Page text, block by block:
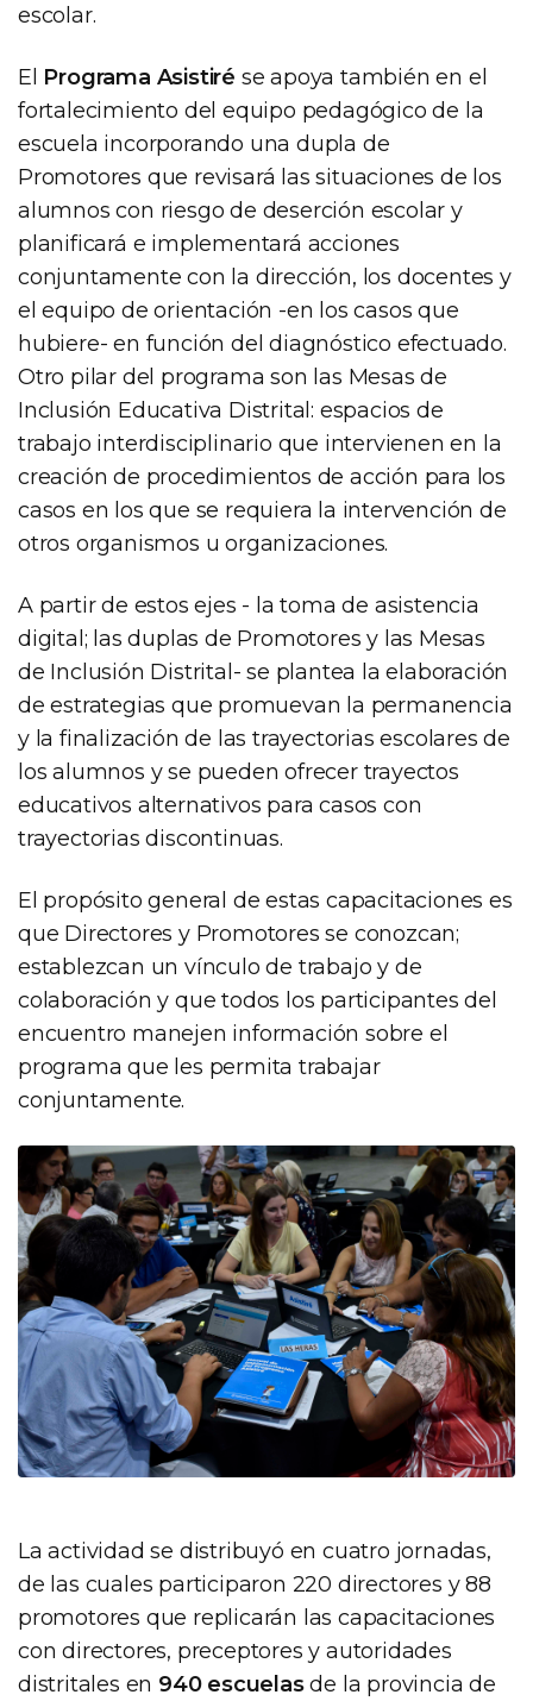
escolar.
El Programa Asistiré se apoya también en el
fortalecimiento del equipo pedagógico de la
escuela incorporando una dupla de
Promotores que revisará las situaciones de los
alumnos con riesgo de deserción escolar y
planificará e implementará acciones
conjuntamente con la dirección, los docentes y
el equipo de orientación -en los casos que
hubiere- en función del diagnóstico efectuado.
Otro pilar del programa son las Mesas de
Inclusión Educativa Distrital: espacios de
trabajo interdisciplinario que intervienen en la
creación de procedimientos de acción para los
casos en los que se requiera la intervención de
otros organismos u organizaciones.
A partir de estos ejes - la toma de asistencia
digital; las duplas de Promotores y las Mesas
de Inclusión Distrital- se plantea la elaboración
de estrategias que promuevan la permanencia
y la finalización de las trayectorias escolares de
los alumnos y se pueden ofrecer trayectos
educativos alternativos para casos con
trayectorias discontinuas.
El propósito general de estas capacitaciones es
que Directores y Promotores se conozcan;
establezcan un vínculo de trabajo y de
colaboración y que todos los participantes del
encuentro manejen información sobre el
programa que les permita trabajar
conjuntamente.
La actividad se distribuyó en cuatro jornadas,
de las cuales participaron 220 directores y 88
promotores que replicarán las capacitaciones
con directores, preceptores y autoridades
distritales en 940 escuelasde la provincia de